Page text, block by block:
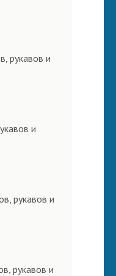
рукавов и
и
рукавов и
рукавов и